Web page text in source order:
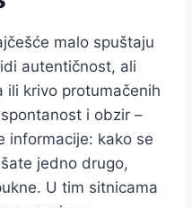
malo spuštaju
autentičnost, ali
ili krivo protumačenih
i obzir –
informacije: kako se
jedno drugo,
U tim sitnicama